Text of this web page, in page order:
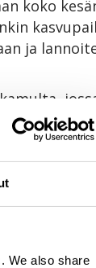
We also share
koko
ja
voi lisätä
koko